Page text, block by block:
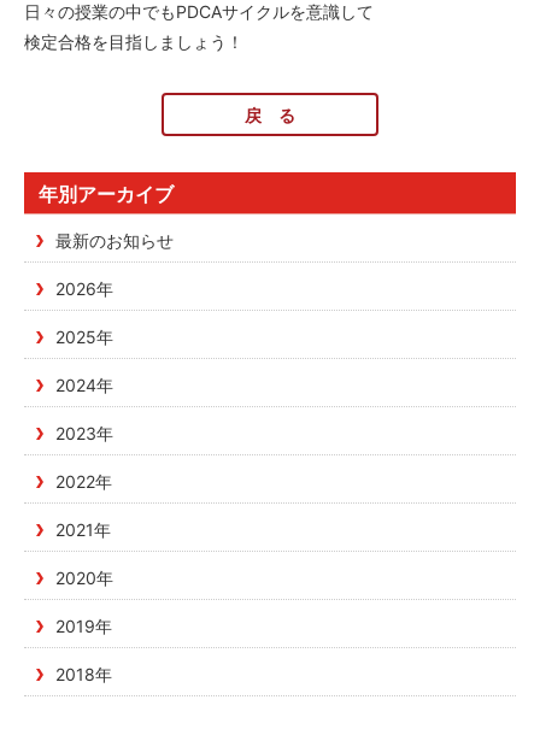
日々の授業の中でもPDCAサイクルを意識して
検定合格を目指しましょう！
戻 る
年別アーカイブ
最新のお知らせ
2026年
2025年
2024年
2023年
2022年
2021年
2020年
2019年
2018年